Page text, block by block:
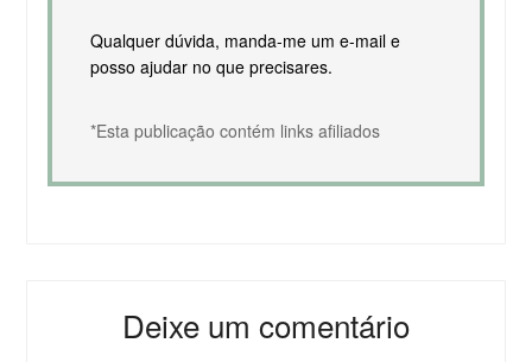
Qualquer dúvida, manda-me um e-mail e
posso ajudar no que precisares.
*Esta publicação contém links afiliados
Deixe um comentário